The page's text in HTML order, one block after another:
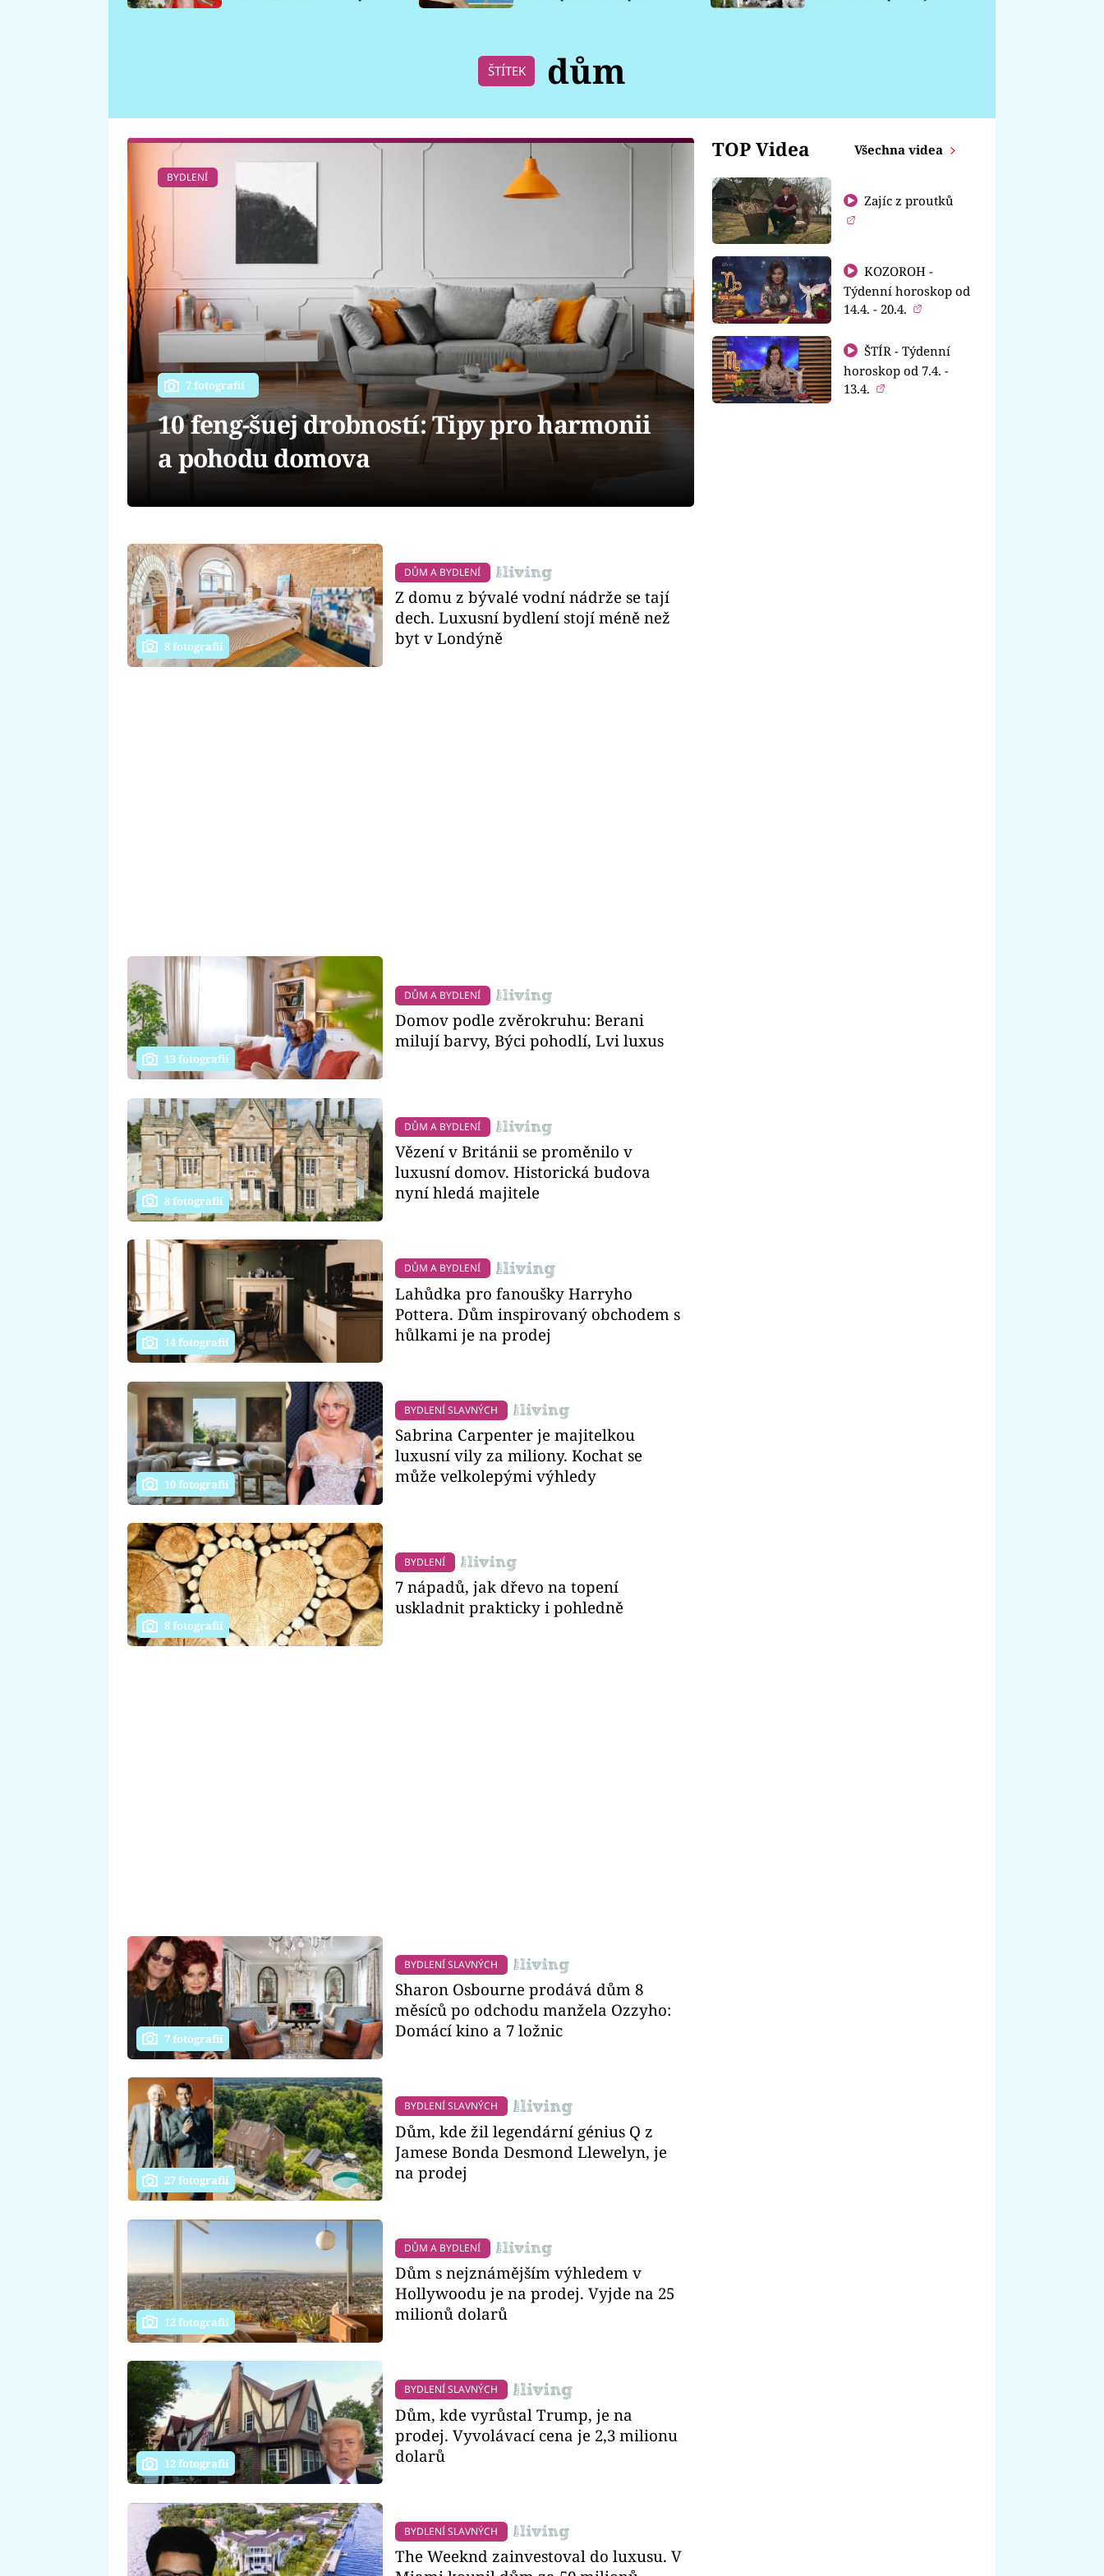
ŠTÍTEK dům
TOP Videa Všechna videa
Zajíc z proutků
KOZOROH -
Týdenní horoskop od
14.4. - 20.4.
ŠTÍR - Týdenní
horoskop od 7.4. -
13.4.
BYDLENÍ
7 fotografií
10 feng-šuej drobností: Tipy pro harmonii
a pohodu domova
8 fotografií
DŮM A BYDLENÍ
Z domu z bývalé vodní nádrže se tají
dech. Luxusní bydlení stojí méně než
byt v Londýně
13 fotografií
DŮM A BYDLENÍ
Domov podle zvěrokruhu: Berani
milují barvy, Býci pohodlí, Lvi luxus
8 fotografií
DŮM A BYDLENÍ
Vězení v Británii se proměnilo v
luxusní domov. Historická budova
nyní hledá majitele
14 fotografií
DŮM A BYDLENÍ
Lahůdka pro fanoušky Harryho
Pottera. Dům inspirovaný obchodem s
hůlkami je na prodej
10 fotografií
BYDLENÍ SLAVNÝCH
Sabrina Carpenter je majitelkou
luxusní vily za miliony. Kochat se
může velkolepými výhledy
8 fotografií
BYDLENÍ
7 nápadů, jak dřevo na topení
uskladnit prakticky i pohledně
7 fotografií
BYDLENÍ SLAVNÝCH
Sharon Osbourne prodává dům 8
měsíců po odchodu manžela Ozzyho:
Domácí kino a 7 ložnic
27 fotografií
BYDLENÍ SLAVNÝCH
Dům, kde žil legendární génius Q z
Jamese Bonda Desmond Llewelyn, je
na prodej
12 fotografií
DŮM A BYDLENÍ
Dům s nejznámějším výhledem v
Hollywoodu je na prodej. Vyjde na 25
milionů dolarů
12 fotografií
BYDLENÍ SLAVNÝCH
Dům, kde vyrůstal Trump, je na
prodej. Vyvolávací cena je 2,3 milionu
dolarů
BYDLENÍ SLAVNÝCH
The Weeknd zainvestoval do luxusu. V